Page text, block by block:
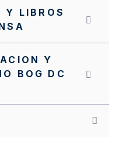
Y LIBROS
Y
BOG DC